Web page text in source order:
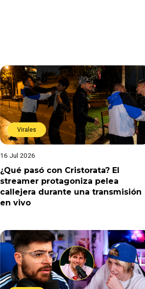
Virales
16 Jul 2026
¿Qué pasó con Cristorata? El
streamer protagoniza pelea
callejera durante una transmisión
en vivo